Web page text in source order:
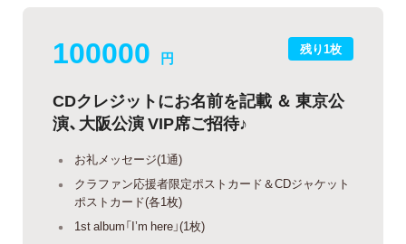
残り1枚
100000 円
CDクレジットにお名前を記載 ＆ 東京公
演、大阪公演 VIP席ご招待♪
お礼メッセージ(1通)
クラファン応援者限定ポストカード＆CDジャケット
ポストカード(各1枚)
1st album「I’m here」(1枚)